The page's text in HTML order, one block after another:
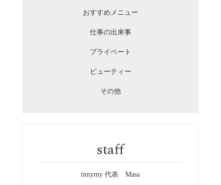
おすすめメニュー
仕事の出来事
プライベート
ビューティー
その他
staff
imtymy 代表 Masa